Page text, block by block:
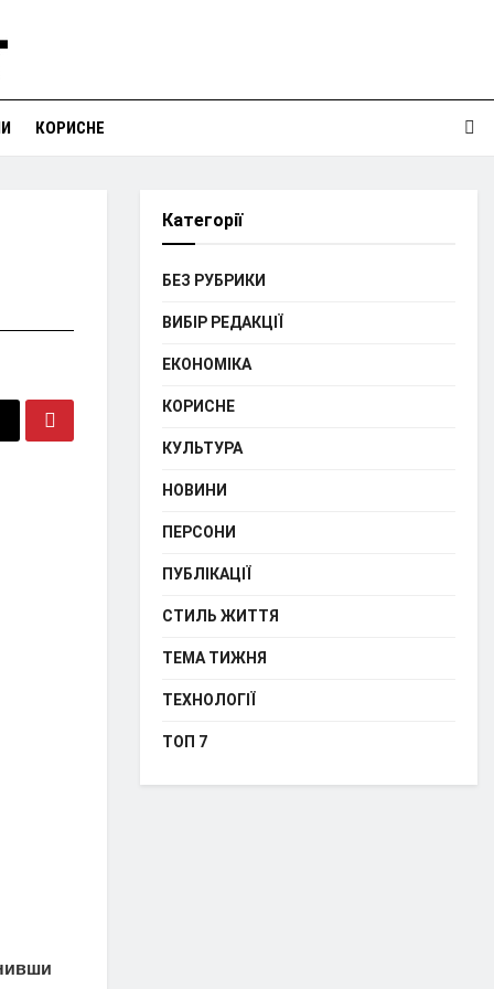
КОРИСНЕ
Категорії
БЕЗ РУБРИКИ
ВИБІР РЕДАКЦІЇ
ЕКОНОМІКА
КОРИСНЕ
КУЛЬТУРА
НОВИНИ
ПЕРСОНИ
ПУБЛІКАЦІЇ
СТИЛЬ ЖИТТЯ
ТЕМА ТИЖНЯ
ТЕХНОЛОГІЇ
ТОП 7